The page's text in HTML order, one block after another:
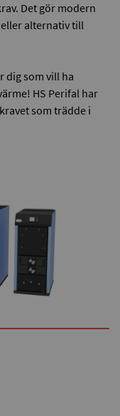
Det gör modern
alternativ till
dig som vill ha
HS Perifal har
som trädde i